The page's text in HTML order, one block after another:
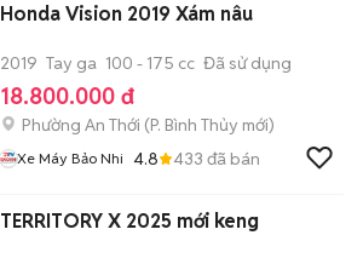
Honda Vision 2019 Xám nâu
2019 Tay ga 100 - 175 cc Đã sử dụng
18.800.000 đ
Phường An Thới (P. Bình Thủy mới)
Xe Máy Bảo Nhi 4.8 433 đã bán
TERRITORY X 2025 mới keng